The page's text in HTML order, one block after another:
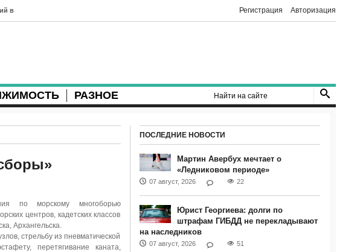
в Регистрация Авторизация
РАЗНОЕ
по морскому многоборью
центров, кадетских классов
Архангельска.
стрельбу из пневматической
перетягивание каната,
ПОСЛЕДНИЕ НОВОСТИ
Мартин Авербух мечтает о
«Ледниковом периоде»
07 август, 2026 22
Юрист Георгиева: долги по
штрафам ГИБДД не перекладывают
на наследников
07 август, 2026 51